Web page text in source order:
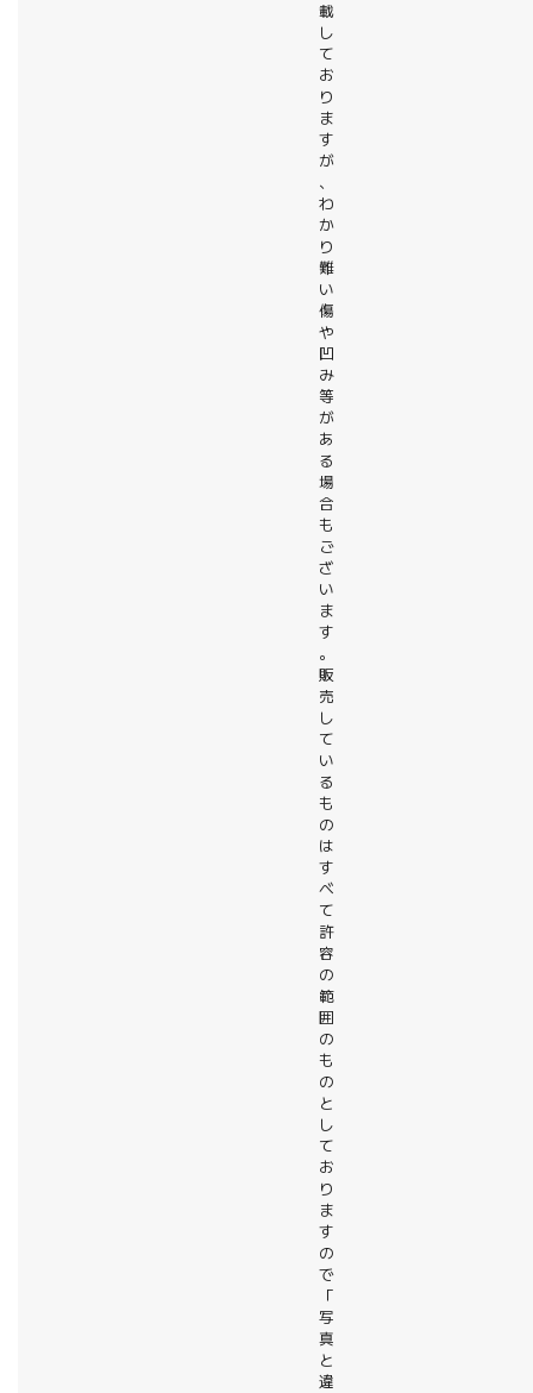
載
し
て
お
り
ま
す
が
、
わ
か
り
難
い
傷
や
凹
み
等
が
あ
る
場
合
も
ご
ざ
い
ま
す
。
販
売
し
て
い
る
も
の
は
す
べ
て
許
容
の
範
囲
の
も
の
と
し
て
お
り
ま
す
の
で
「
写
真
と
違